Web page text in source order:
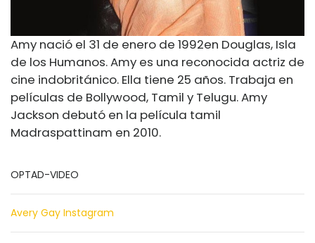
Amy nació el 31 de enero de 1992en Douglas, Isla
de los Humanos. Amy es una reconocida actriz de
cine indobritánico. Ella tiene 25 años. Trabaja en
películas de Bollywood, Tamil y Telugu. Amy
Jackson debutó en la película tamil
Madraspattinam en 2010.
OPTAD-VIDEO
Avery Gay Instagram